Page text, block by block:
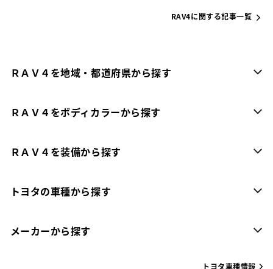
RAV4に関する記事一覧
ＲＡＶ４を地域・都道府県から探す
ＲＡＶ４をボディカラーから探す
ＲＡＶ４を装備から探す
トヨタの車種から探す
メーカーから探す
トヨタ車種情報